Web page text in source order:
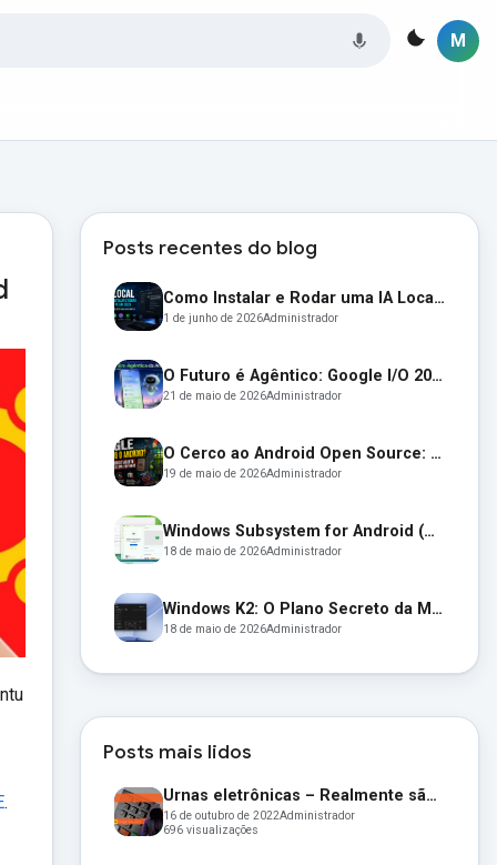
M
.
Posts recentes do blog
Como Instalar e Rodar uma IA Local no Seu PC em 2026 (Guia Completo para Iniciantes)
1 de junho de 2026Administrador
O Futuro é Agêntico: Google I/O 2026 Revela um Android Autônomo e Óculos Inteligentes
21 de maio de 2026Administrador
O Cerco ao Android Open Source: Como o Google Está Transformando o AOSP em um Jardim Murado
19 de maio de 2026Administrador
Windows Subsystem for Android (WSA): O Fim de uma Era e as Alternativas para Apps Android no Windows 11
18 de maio de 2026Administrador
Windows K2: O Plano Secreto da Microsoft para Resgatar o Windows 11
18 de maio de 2026Administrador
Posts mais lidos
Urnas eletrônicas – Realmente são seguras e confiáveis? Entenda:
16 de outubro de 2022Administrador
696 visualizações